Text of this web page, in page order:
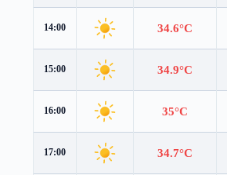
14:00 34.6°C
15:00 34.9°C
16:00 35°C
17:00 34.7°C